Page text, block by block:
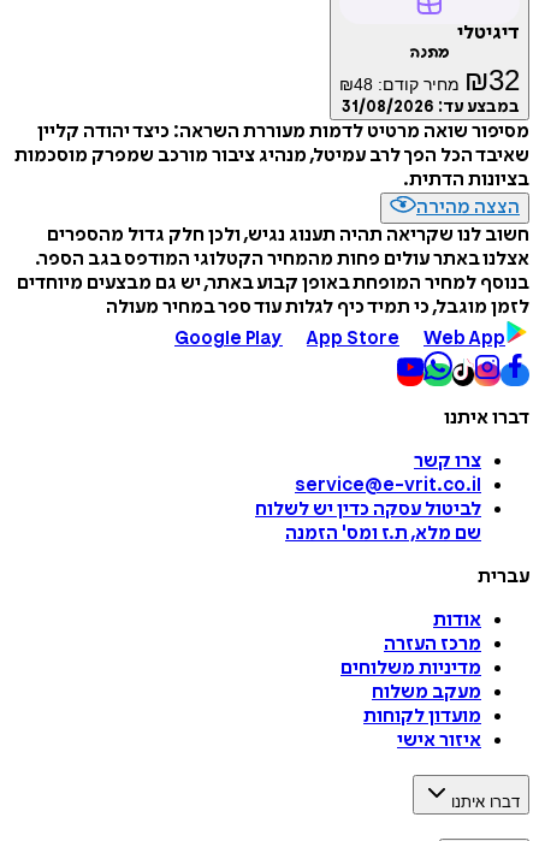
דיגיטלי
מתנה
₪32 מחיר קודם: ₪48
במבצע עד: 31/08/2026
מסיפור שואה מרטיט לדמות מעוררת השראה: כיצד יהודה קליין
שאיבד הכל הפך לרב עמיטל, מנהיג ציבור מורכב שמפרק מוסכמות
בציונות הדתית.
הצצה מהירה
חשוב לנו שקריאה תהיה תענוג נגיש, ולכן חלק גדול מהספרים
אצלנו באתר עולים פחות מהמחיר הקטלוגי המודפס בגב הספר.
בנוסף למחיר המופחת באופן קבוע באתר, יש גם מבצעים מיוחדים
לזמן מוגבל, כי תמיד כיף לגלות עוד ספר במחיר מעולה
Google Play
App Store Web App
דברו איתנו
צרו קשר
service@e-vrit.co.il
לביטול עסקה כדין יש לשלוח
שם מלא, ת.ז ומס' הזמנה
עברית
אודות
מרכז העזרה
מדיניות משלוחים
מעקב משלוח
מועדון לקוחות
איזור אישי
דברו איתנו